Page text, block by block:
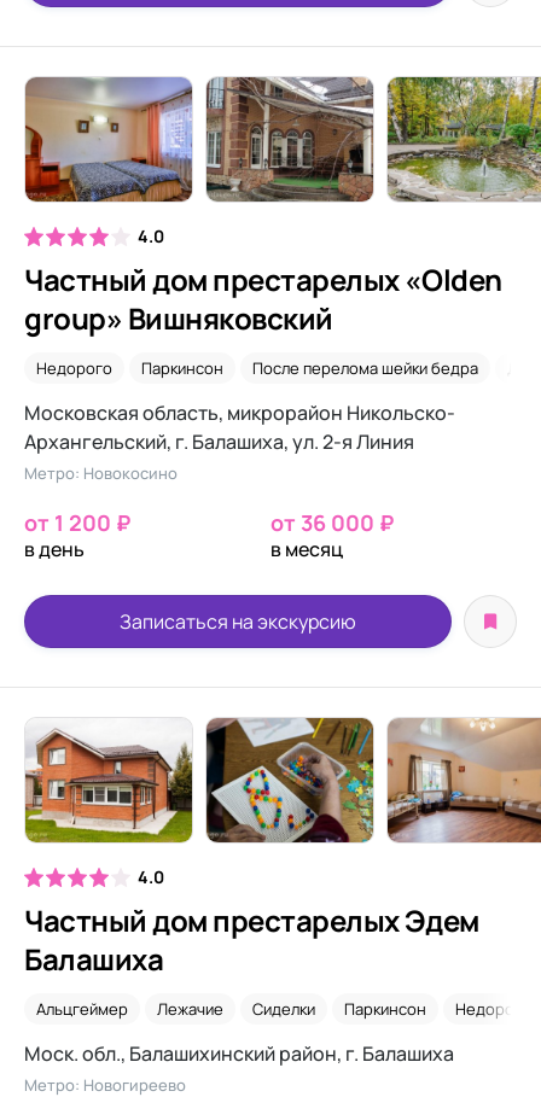
4.0
Частный дом престарелых «Olden
group» Вишняковский
Недорого Паркинсон После перелома шейки бедра
Московская область, микрорайон Никольско-
Архангельский, г. Балашиха, ул. 2-я Линия
Метро: Новокосино
от 1 200 ₽
в день
от 36 000 ₽
в месяц
Записаться на экскурсию
4.0
Частный дом престарелых Эдем
Балашиха
Альцгеймер Лежачие Сиделки Паркинсон Недорого
Моск. обл., Балашихинский район, г. Балашиха
Метро: Новогиреево